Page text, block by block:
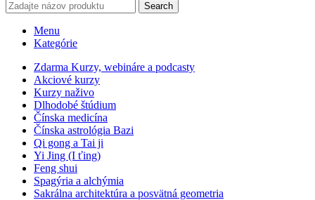
Search
Menu
Kategórie
Zdarma Kurzy, webináre a podcasty
Akciové kurzy
Kurzy naživo
Dlhodobé štúdium
Čínska medicína
Čínska astrológia Bazi
Qi gong a Tai ji
Yi Jing (I ťing)
Feng shui
Spagýria a alchýmia
Sakrálna architektúra a posvätná geometria